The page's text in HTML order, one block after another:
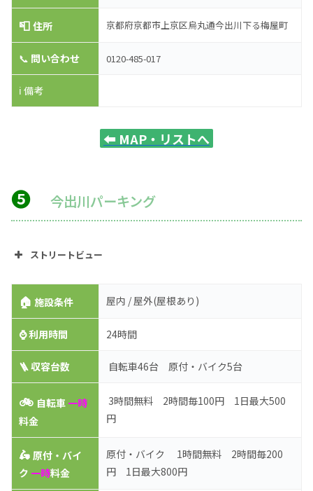
📮住所 京都府京都市上京区烏丸通今出川下る梅屋町
📞 問い合わせ 0120-485-017
ℹ️ 備考
⬅️ MAP・リストへ
❺ 今出川パーキング
ストリートビュー
🏠施設条件 屋内 / 屋外(屋根あり)
⌚利用時間 24時間
🪜 収容台数 自転車46台 原付・バイク5台
🚲 自転車 一時
料金
3時間無料 2時間毎100円 1日最大500
円
🛵原付・バイ
ク 一時料金
原付・バイク 1時間無料 2時間毎200
円 1日最大800円